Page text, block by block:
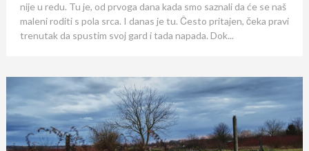
nije u redu. Tu je, od prvoga dana kada smo saznali da će se naš
maleni roditi s pola srca. I danas je tu. Često pritajen, čeka pravi
trenutak da spustim svoj gard i tada napada. Dok...